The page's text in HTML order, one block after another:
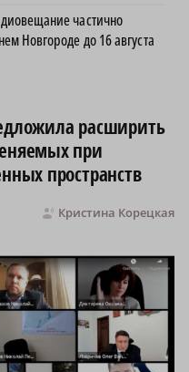
частично
Новгороде до 16 августа
расширить
при
пространств
Кристина Корецкая